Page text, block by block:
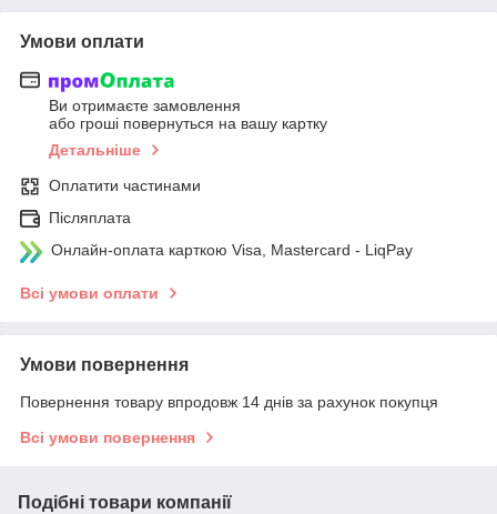
Умови оплати
Ви отримаєте замовлення
або гроші повернуться на вашу картку
Детальніше
Оплатити частинами
Післяплата
Онлайн-оплата карткою Visa, Mastercard - LiqPay
Всі умови оплати
Умови повернення
Повернення товару впродовж 14 днів за рахунок покупця
Всі умови повернення
Подібні товари компанії